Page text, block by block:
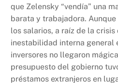
que Zelensky “vendía” una
barata y trabajadora.
los salarios, a raíz de la
inestabilidad interna general
inversores no llegaron
presupuesto del gobierno
préstamos extranjeros en